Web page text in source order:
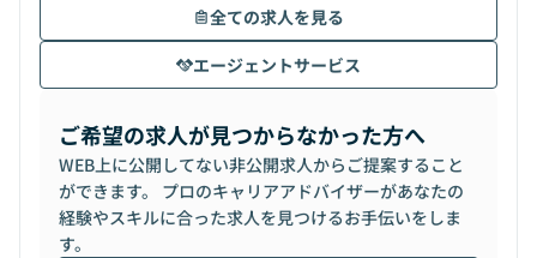
全ての求人を見る
エージェントサービス
ご希望の求人が見つからなかった方へ
WEB上に公開してない非公開求人からご提案すること
ができます。 プロのキャリアアドバイザーがあなたの
経験やスキルに合った求人を見つけるお手伝いをしま
す。